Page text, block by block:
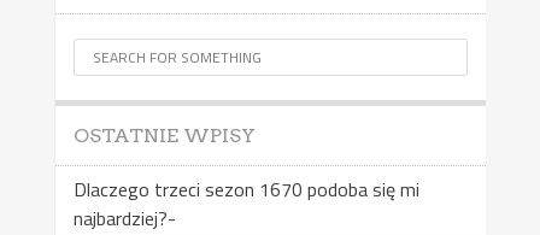
OSTATNIE WPISY
Dlaczego trzeci sezon 1670 podoba się mi
najbardziej?-